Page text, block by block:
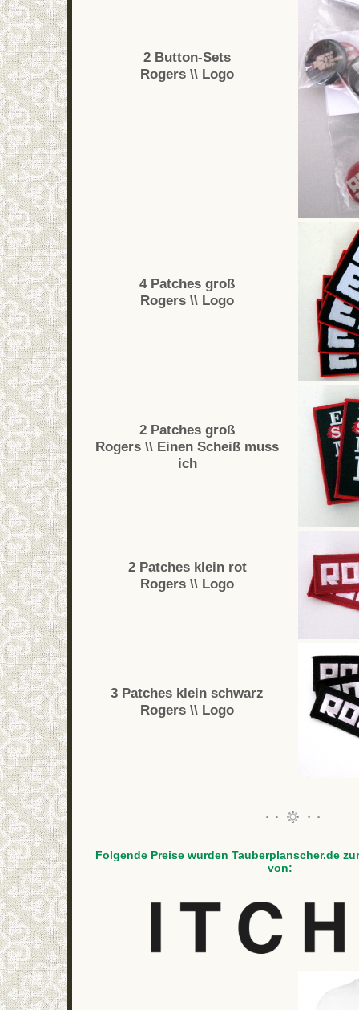
2 Button-Sets
Rogers \\ Logo
4 Patches groß
Rogers \\ Logo
2 Patches groß
Rogers \\ Einen Scheiß muss
ich
2 Patches klein rot
Rogers \\ Logo
3 Patches klein schwarz
Rogers \\ Logo
Folgende Preise wurden Tauberplanscher.de
von: